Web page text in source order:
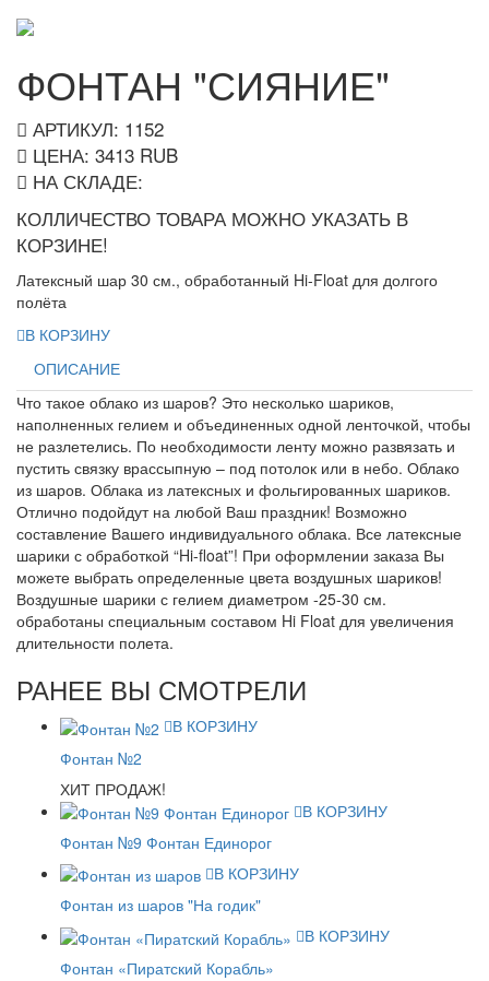
ФОНТАН "СИЯНИЕ"
АРТИКУЛ: 1152
ЦЕНА: 3413 RUB
НА СКЛАДЕ:
КОЛЛИЧЕСТВО ТОВАРА МОЖНО УКАЗАТЬ В
КОРЗИНЕ!
Латексный шар 30 см., обработанный Hi-Float для долгого
полёта
В КОРЗИНУ
ОПИСАНИЕ
Что такое облако из шаров? Это несколько шариков,
наполненных гелием и объединенных одной ленточкой, чтобы
не разлетелись. По необходимости ленту можно развязать и
пустить связку врассыпную – под потолок или в небо. Облако
из шаров. Облака из латексных и фольгированных шариков.
Отлично подойдут на любой Ваш праздник! Возможно
составление Вашего индивидуального облака. Все латексные
шарики с обработкой “Hi-float”! При оформлении заказа Вы
можете выбрать определенные цвета воздушных шариков!
Воздушные шарики с гелием диаметром -25-30 см.
обработаны специальным составом Hi Float для увеличения
длительности полета.
РАНЕЕ ВЫ СМОТРЕЛИ
В КОРЗИНУ
Фонтан №2
ХИТ ПРОДАЖ!
В КОРЗИНУ
Фонтан №9 Фонтан Единорог
В КОРЗИНУ
Фонтан из шаров "На годик"
В КОРЗИНУ
Фонтан «Пиратский Корабль»